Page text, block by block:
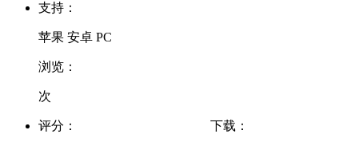
支持：
苹果 安卓 PC
浏览：
次
评分： 下载：